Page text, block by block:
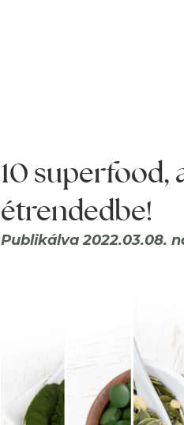
10 superfood,
étrendedbe!
Publikálva 2022.03.08.